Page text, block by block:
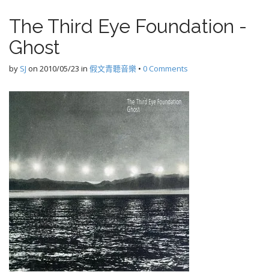
The Third Eye Foundation -
Ghost
by SJ on 2010/05/23 in 假文青聽音樂 • 0 Comments